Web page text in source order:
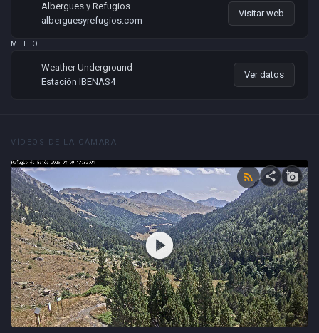
Albergues y Refugios
alberguesyrefugios.com
Visitar web
METEO
Weather Underground
Estación IBENAS4
Ver datos
VÍDEOS DE LA CÁMARA
play_circle
rss_feed share add_a_photo